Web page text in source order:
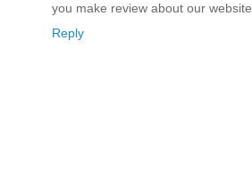
you make review about our website
Reply